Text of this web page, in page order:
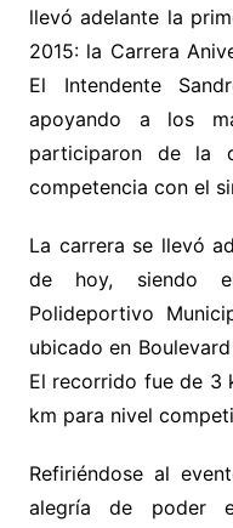
llevó adelante la
2015: la Carrera
El Intendente
apoyando a los
participaron de la
competencia con el
La carrera se llevó
de hoy, siendo
Polideportivo
ubicado en
El recorrido fue de 3
km para nivel
Refiriéndose al
alegría de poder